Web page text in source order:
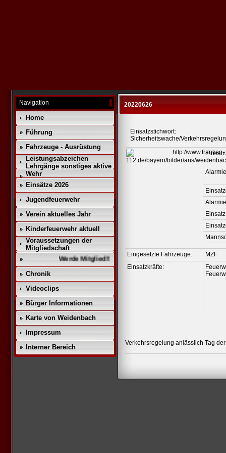
Navigation
Home
Führung
Fahrzeuge - Ausrüstung
Leistungsabzeichen
Lehrgänge sonstiges aktive
Wehr
Einsätze 2026
Jugendfeuerwehr
Verein aktuelles Jahr
Kinderfeuerwehr aktuell
Voraussetzungen der
Mitgliedschaft
Werde Mitglied!!
Chronik
Videoclips
Bürger Informationen
Karte von Weidenbach
Impressum
Interner Bereich
20220626
Einsatzstichwort:
Sicherheitswache/
Eingesetzte Fahrzeuge:
MZF
Einsatzkräfte:
Verkehrsregelung anlässlich Tag